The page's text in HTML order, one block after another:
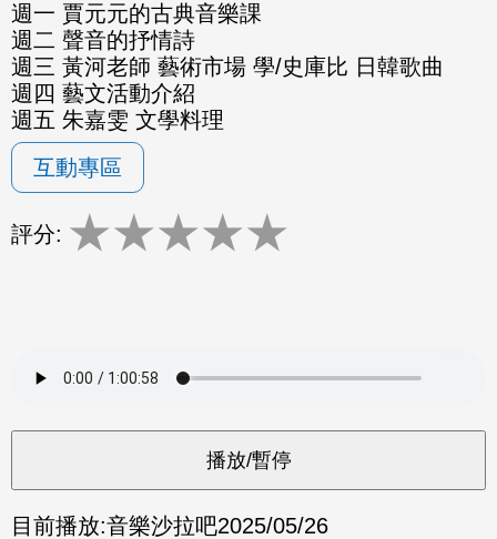
週一 賈元元的古典音樂課
週二 聲音的抒情詩
週三 黃河老師 藝術市場 學/史庫比 日韓歌曲
週四 藝文活動介紹
週五 朱嘉雯 文學料理
互動專區
評分: ★★★★★
目前播放:音樂沙拉吧2025/05/26